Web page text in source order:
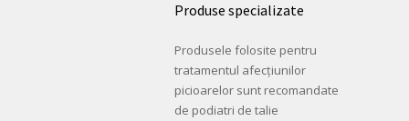
Produse specializate
Produsele folosite pentru
tratamentul afecțiunilor
picioarelor sunt recomandate
de podiatri de talie